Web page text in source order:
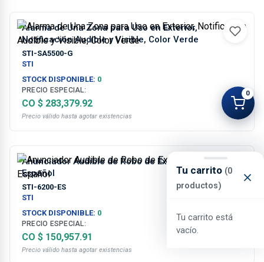
Tu carrito (0
productos)
Tu carrito está
vacío.
0
Alarma de Una Zona para Uso en Exterior,
Notificación Audible y Visible, Color Verde
STI-SA5500-G
STI
STOCK DISPONIBLE: 0
PRECIO ESPECIAL:
CO $ 283,379.92
Precio válido hasta agotar existencias
Anunciador Audible de Robo de Extintores, en
Español
STI-6200-ES
STI
STOCK DISPONIBLE: 0
PRECIO ESPECIAL:
CO $ 150,957.91
Precio válido hasta agotar existencias